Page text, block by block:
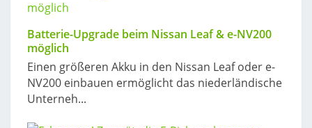
Batterie-Upgrade beim Nissan Leaf & e-NV200
möglich
Einen größeren Akku in den Nissan Leaf oder e-
NV200 einbauen ermöglicht das niederländische
Unterneh...